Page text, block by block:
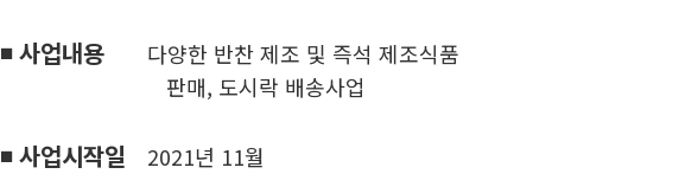
◾ 사업내용
다양한 반찬 제조 및 즉석 제조식품
판매, 도시락 배송사업
◾ 사업시작일 2021년 11월